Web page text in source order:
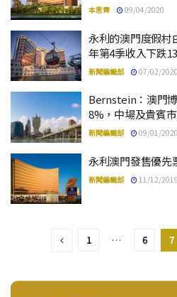
本思齊 09/04/2020
永利的澳門度假村
年第4季收入下跌
新聞編輯部 07/02/2020
Bernstein：澳門
8%，中場及貴賓
新聞編輯部 09/01/2020
永利澳門發售優先
新聞編輯部 11/12/2019
1 … 6 7